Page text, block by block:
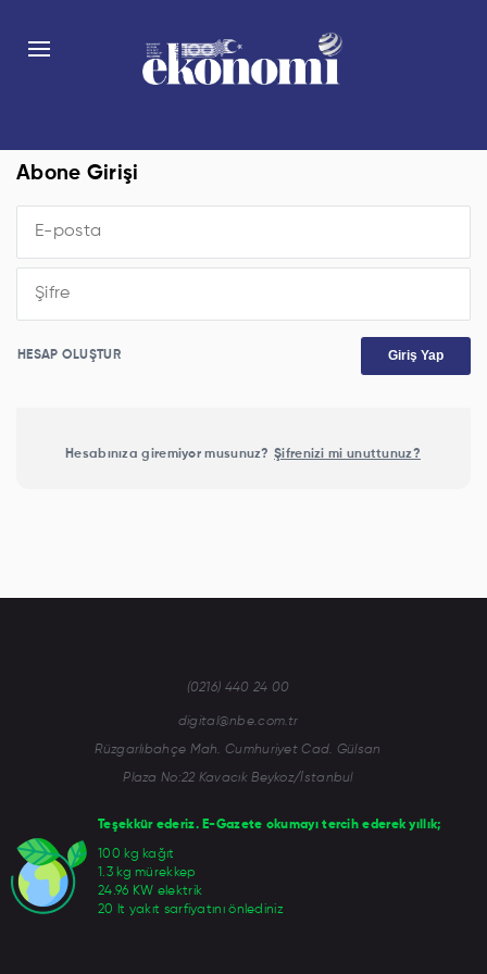
Abone Girişi
HESAP OLUŞTUR Giriş Yap
Hesabınıza giremiyor musunuz? Şifrenizi mi unuttunuz?
Teşekkür ederiz. E-Gazete okumayı tercih ederek yıllık;
100 kg kağıt
1.3 kg mürekkep
24.96 KW elektrik
20 lt yakıt sarfiyatını önlediniz
(0216) 440 24 00
digital@nbe.com.tr
Rüzgarlıbahçe Mah. Cumhuriyet Cad. Gülsan
Plaza No:22 Kavacık Beykoz/İstanbul